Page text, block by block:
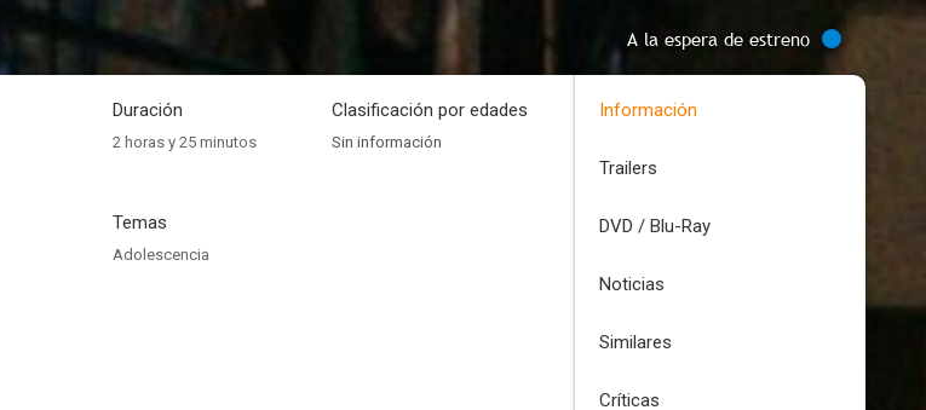
A la espera de estreno
Duración
2 horas y 25 minutos
Clasificación por edades
Sin información
Temas
Adolescencia
Información
Trailers
DVD / Blu-Ray
Noticias
Similares
Críticas